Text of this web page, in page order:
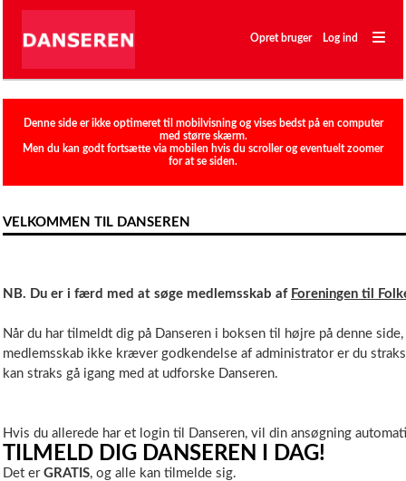
―
―
―
Opret bruger Log ind
Denne side er ikke optimeret til mobilvisning og vises bedst på en computer
med større skærm.
Men du kan godt fortsætte via mobilen hvis du scroller og eventuelt zoomer
for at se siden.
VELKOMMEN TIL DANSEREN
NB. Du er i færd med at søge medlemsskab af Foreningen til
Når du har tilmeldt dig på Danseren i boksen til højre på denne
medlemsskab ikke kræver godkendelse af administrator er du
kan straks gå igang med at udforske Danseren.
Hvis du allerede har et login til Danseren, vil din ansøgning
TILMELD DIG DANSEREN I DAG!
Det er GRATIS, og alle kan tilmelde sig.